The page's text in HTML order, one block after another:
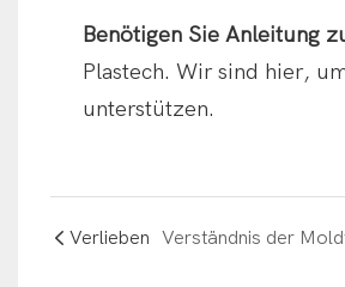
Benötigen Sie Anleitung
Plastech. Wir sind hier,
unterstützen.
Verlieben